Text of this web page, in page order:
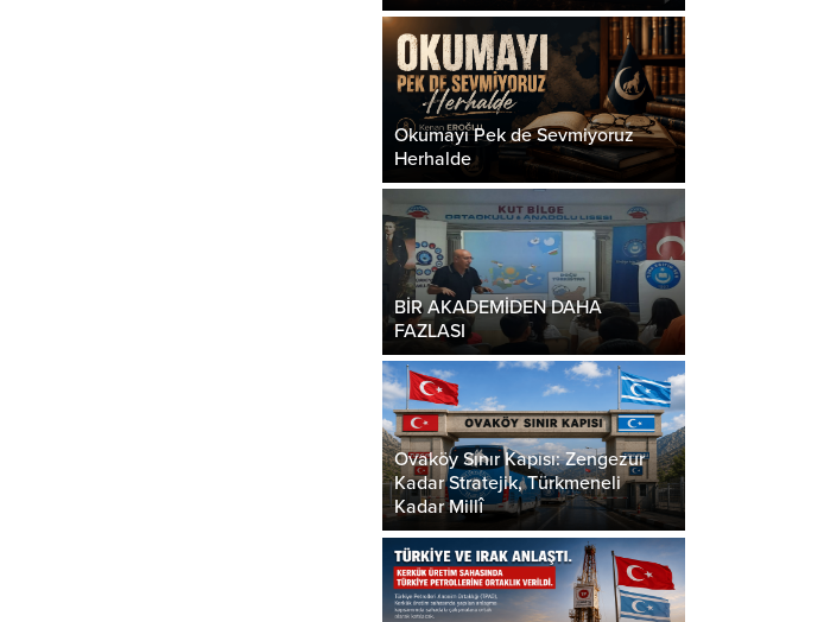
Okumayı Pek de Sevmiyoruz
Herhalde
BİR AKADEMİDEN DAHA
FAZLASI
Ovaköy Sınır Kapısı: Zengezur
Kadar Stratejik, Türkmeneli
Kadar Millî